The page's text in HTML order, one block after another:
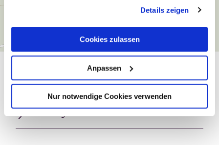
Details zeigen
Cookies zulassen
Anpassen
Nur notwendige Cookies verwenden
Allgemeine Informationen